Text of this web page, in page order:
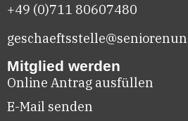
+49 (0)711 80607480
Mitglied werden
Online Antrag ausfüllen
E-Mail senden